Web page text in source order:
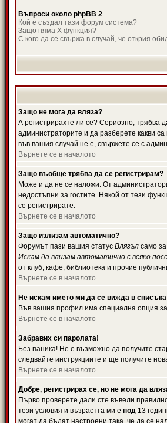
Въпроси около phpBB 2
Кой е създал тази форум система?
Защо няма X функция?
С кого да се свържа в случай, че открия
Защо не мога да вляза?
А регистрирахте ли се? Сериозно, трябва
администраторите и да разберете какви
във вашия случай не е, свържете се с
Върнете се в началото
Защо въобще трябва да се регистрирам?
Може и да не се наложи. От
недостъпни за гостите. Някой от тези
се регистрирате.
Върнете се в началото
Защо излизам автоматично?
Форумът пази вашия статус Влязъл само
Искам да влизам автоматично с всяко
от клуб, кафе, библиотека и прочие
Върнете се в началото
Не искам името ми да се вижда в
Във вашия профил има специална опция
Върнете се в началото
Забравих си паролата!
Без паника! Не е възможно да получите
следвайте инструкциите и ще получите
Върнете се в началото
Добре, регистрирах се, но не мога да
Първо проверете дали сте въвели
тези условия и възрастта ми е под 13
могат да бъдат настроени така, че да се